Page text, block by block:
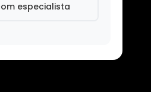
especialista